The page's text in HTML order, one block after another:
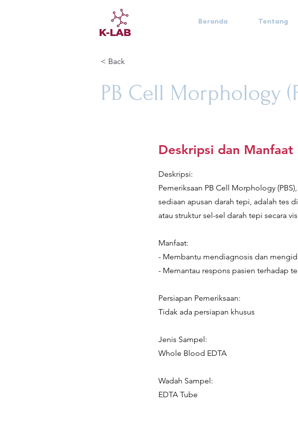
Beranda Tentang
< Back
PB Cell Morphology
Deskripsi dan Manfaat
Deskripsi:
Pemeriksaan PB Cell Morphology
sediaan apusan darah tepi, adalah tes
atau struktur sel-sel darah tepi secara
Manfaat:
- Membantu mendiagnosis dan
- Memantau respons pasien terhadap
Persiapan Pemeriksaan:
Tidak ada persiapan khusus
Jenis Sampel:
Whole Blood EDTA
Wadah Sampel:
EDTA Tube